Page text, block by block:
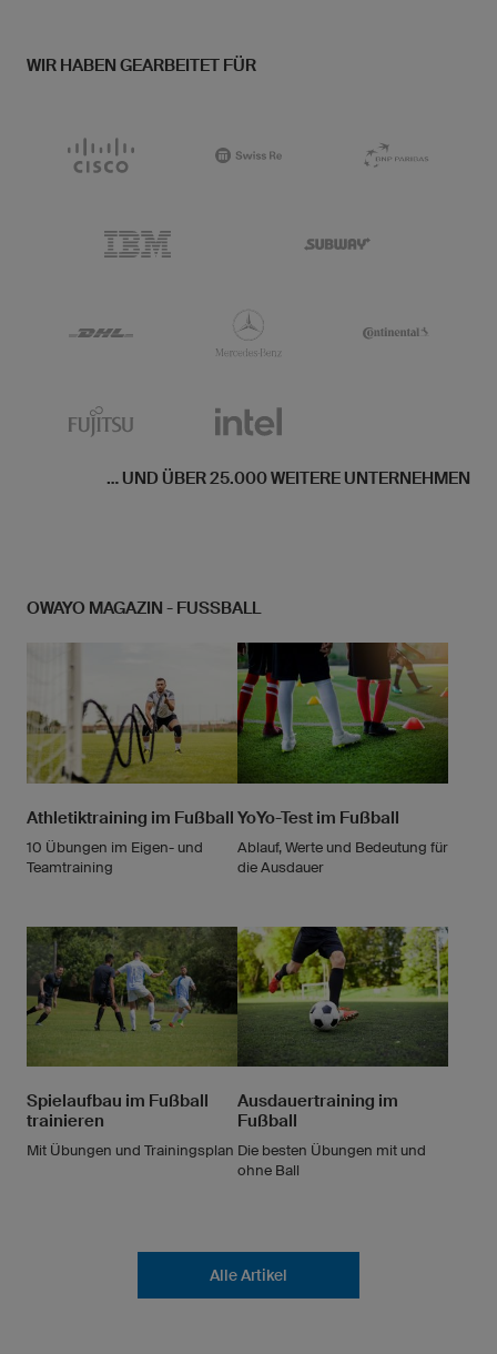
WIR HABEN GEARBEITET FÜR
... UND ÜBER 25.000 WEITERE UNTERNEHMEN
OWAYO MAGAZIN - FUSSBALL
Athletiktraining im Fußball
10 Übungen im Eigen- und
Teamtraining
YoYo-Test im Fußball
Ablauf, Werte und Bedeutung für
die Ausdauer
Spielaufbau im Fußball
trainieren
Mit Übungen und Trainingsplan
Ausdauertraining im
Fußball
Die besten Übungen mit und
ohne Ball
Alle Artikel